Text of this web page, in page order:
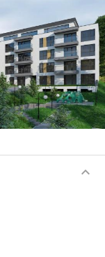
keyboard_arrow_down